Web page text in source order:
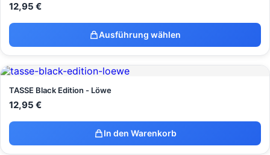
12,95 €
Ausführung wählen
TASSE Black Edition - Löwe
12,95 €
In den Warenkorb